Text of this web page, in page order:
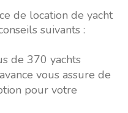
de location de yacht
suivants :
de 370 yachts
vous assure de
pour votre